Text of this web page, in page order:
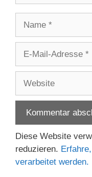
Adresse
Diese Website
reduzieren.
verarbeitet werden.